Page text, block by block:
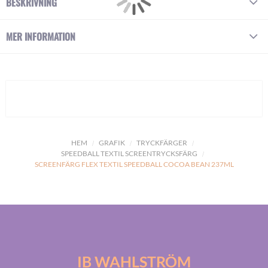
HEM GRAFIK
TRYCKFÄRGER
SPEEDBALL TEXTIL SCREENTRYCKSFÄRG
SCREENFÄRG FLEX TEXTIL SPEEDBALL COCOA BEAN 237ML
MER INFORMATION
IB WAHLSTRÖM